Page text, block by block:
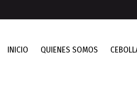
INICIO QUIENES SOMOS